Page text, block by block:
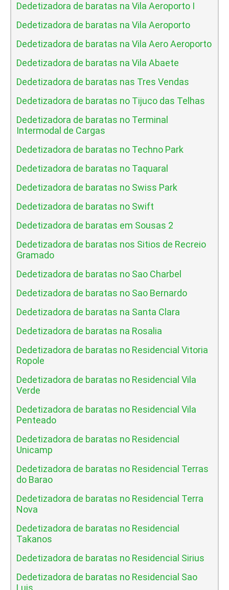
Dedetizadora de baratas na Vila Aeroporto I
Dedetizadora de baratas na Vila Aeroporto
Dedetizadora de baratas na Vila Aero Aeroporto
Dedetizadora de baratas na Vila Abaete
Dedetizadora de baratas nas Tres Vendas
Dedetizadora de baratas no Tijuco das Telhas
Dedetizadora de baratas no Terminal
Intermodal de Cargas
Dedetizadora de baratas no Techno Park
Dedetizadora de baratas no Taquaral
Dedetizadora de baratas no Swiss Park
Dedetizadora de baratas no Swift
Dedetizadora de baratas em Sousas 2
Dedetizadora de baratas nos Sitios de Recreio
Gramado
Dedetizadora de baratas no Sao Charbel
Dedetizadora de baratas no Sao Bernardo
Dedetizadora de baratas na Santa Clara
Dedetizadora de baratas na Rosalia
Dedetizadora de baratas no Residencial Vitoria
Ropole
Dedetizadora de baratas no Residencial Vila
Verde
Dedetizadora de baratas no Residencial Vila
Penteado
Dedetizadora de baratas no Residencial
Unicamp
Dedetizadora de baratas no Residencial Terras
do Barao
Dedetizadora de baratas no Residencial Terra
Nova
Dedetizadora de baratas no Residencial
Takanos
Dedetizadora de baratas no Residencial Sirius
Dedetizadora de baratas no Residencial Sao